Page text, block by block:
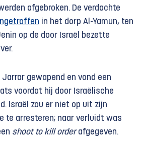
afgebroken. De verdachte
in het dorp Al-Yamun, ten
op de door Israël bezette
gewapend en vond een
voordat hij door Israëlische
Israël zou er niet op uit zijn
te arresteren; naar verluidt was
shoot to kill orderafgegeven.